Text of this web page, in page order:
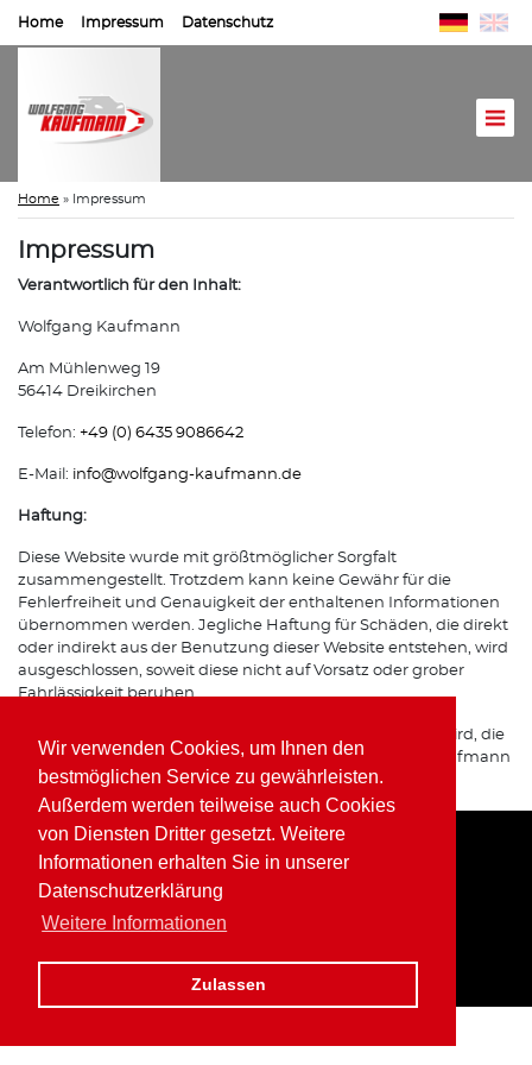
Wir verwenden Cookies, um Ihnen den
bestmöglichen Service zu gewährleisten.
Außerdem werden teilweise auch Cookies
von Diensten Dritter gesetzt. Weitere
Informationen erhalten Sie in unserer
Datenschutzerklärung
Weitere Informationen
Zulassen
Home Impressum Datenschutz
Home » Impressum
Impressum
Verantwortlich für den Inhalt:
Wolfgang Kaufmann
Am Mühlenweg 19
56414 Dreikirchen
Telefon: +49 (0) 6435 9086642
E-Mail: info@wolfgang-kaufmann.de
Haftung:
Diese Website wurde mit größtmöglicher Sorgfalt
zusammengestellt. Trotzdem kann keine Gewähr für die
Fehlerfreiheit und Genauigkeit der enthaltenen Informationen
übernommen werden. Jegliche Haftung für Schäden, die direkt
oder indirekt aus der Benutzung dieser Website entstehen, wird
ausgeschlossen, soweit diese nicht auf Vorsatz oder grober
Fahrlässigkeit beruhen.
Sofern von dieser Website auf Internetseiten verwiesen wird, die
von Dritten betrieben werden, übernimmt Wolfgang Kaufmann
keine Verantwortung für deren Inhalte.
Home Impressum Datenschutz